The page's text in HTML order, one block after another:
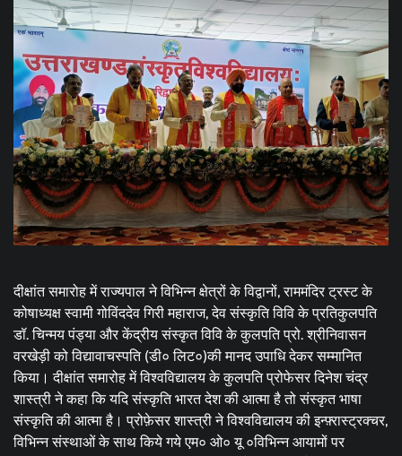
दीक्षांत समारोह में राज्यपाल ने विभिन्न क्षेत्रों के विद्वानों, राममंदिर ट्रस्ट के
कोषाध्यक्ष स्वामी गोविंददेव गिरी महाराज, देव संस्कृति विवि के प्रतिकुलपति
डॉ. चिन्मय पंड्या और केंद्रीय संस्कृत विवि के कुलपति प्रो. श्रीनिवासन
वरखेड़ी को विद्यावाचस्पति (डी० लिट०)की मानद उपाधि देकर सम्मानित
किया। दीक्षांत समारोह में विश्वविद्यालय के कुलपति प्रोफेसर दिनेश चंद्र
शास्त्री ने कहा कि यदि संस्कृति भारत देश की आत्मा है तो संस्कृत भाषा
संस्कृति की आत्मा है। प्रोफ़ेसर शास्त्री ने विश्वविद्यालय की इन्फ़्रास्ट्रक्चर,
विभिन्न संस्थाओं के साथ किये गये एम० ओ० यू ०विभिन्न आयामों पर